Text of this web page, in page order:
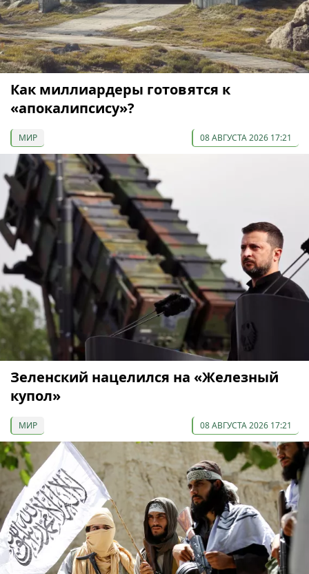
Как миллиардеры готовятся к
«апокалипсису»?
МИР 08 АВГУСТА 2026 17:21
Зеленский нацелился на «Железный
купол»
МИР 08 АВГУСТА 2026 17:21